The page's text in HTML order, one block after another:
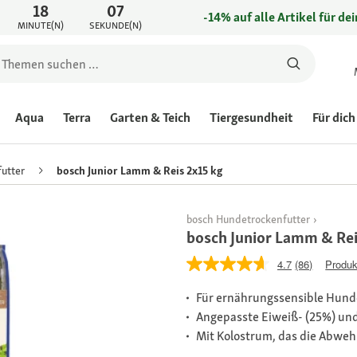
18
MINUTE(N)
07
SEKUNDE(N) -14% auf alle Artikel für
Aqua Terra Garten & Teich Tiergesundheit Für dich
bosch Junior Lamm & Reis 2x15 kg
bosch Hundetrockenfutter
bosch Junior Lamm &
4.7 (86)
Für ernährungssensible
Angepasste Eiweiß- (25%)
Mit Kolostrum, das die